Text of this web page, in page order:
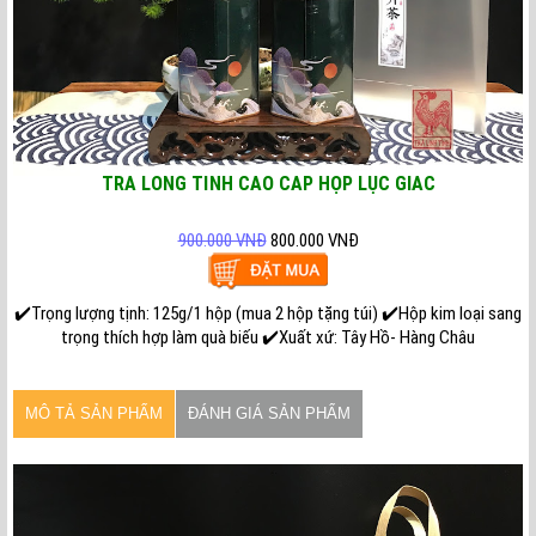
TRÀ LONG TỈNH CAO CẤP HỘP LỤC GIÁC
900.000 VNĐ800.000 VNĐ
✔️Trọng lượng tịnh: 125g/1 hộp (mua 2 hộp tặng túi) ✔️Hộp kim loại sang
trọng thích hợp làm quà biếu ✔️Xuất xứ: Tây Hồ- Hàng Châu
MÔ TẢ SẢN PHẨM ĐÁNH GIÁ SẢN PHẨM